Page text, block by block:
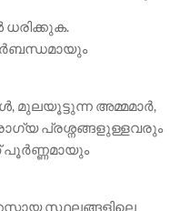
മുലയൂട്ടുന്ന അമ്മമാർ,
പ്രശ്നങ്ങളുള്ളവരും
സ്ഥലങ്ങളിലെ